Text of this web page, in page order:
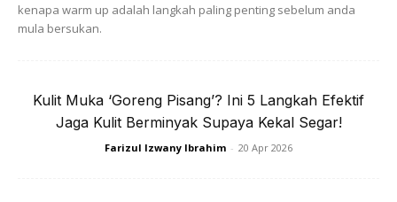
setahun,” tulisnya dalam group berkenaan.
Bercerita lebih lanjut, dia terpaksa berkorban ‘kenikmatan’
kenapa warm up adalah langkah paling penting sebelum anda
mula bersukan.
Kulit Muka ‘Goreng Pisang’? Ini 5 Langkah Efektif
Jaga Kulit Berminyak Supaya Kekal Segar!
Farizul Izwany Ibrahim - 20 Apr 2026